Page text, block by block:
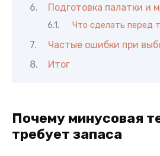
Подготовка палатки и
Что сделать перед
Частые ошибки при
Итог
Почему минусовая
требует запаса